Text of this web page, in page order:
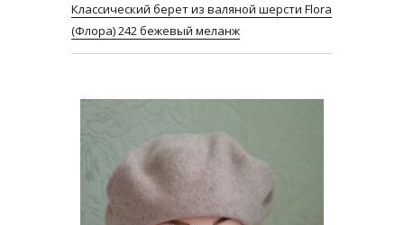
Классический берет из валяной шерсти Flora
(Флора) 242 бежевый меланж